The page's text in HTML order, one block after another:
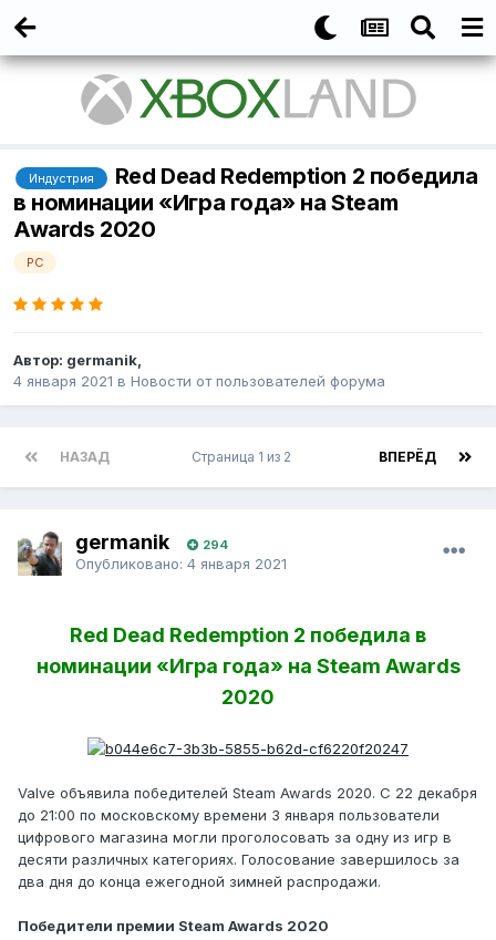
Индустрия
Red Dead Redemption 2 победила
в номинации «Игра года» на Steam
Awards 2020
PC
Автор: germanik,
4 января 2021 в Новости от пользователей форума
НАЗАД ВПЕРЁД
Страница 1 из 2
germanik 294
Опубликовано: 4 января 2021
Red Dead Redemption 2 победила в
номинации «Игра года» на Steam Awards
2020
Valve объявила победителей Steam Awards 2020. С 22 декабря
до 21:00 по московскому времени 3 января пользователи
цифрового магазина могли проголосовать за одну из игр в
десяти различных категориях. Голосование завершилось за
два дня до конца ежегодной зимней распродажи.
Победители премии Steam Awards 2020